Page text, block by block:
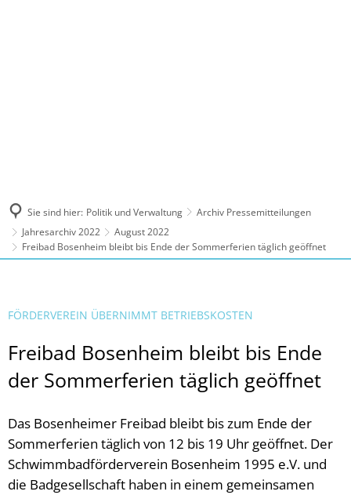
Sie sind hier: Politik und Verwaltung
Archiv Pressemitteilungen
Jahresarchiv 2022
August 2022
Freibad Bosenheim bleibt bis Ende der Sommerferien täglich geöffnet
FÖRDERVEREIN ÜBERNIMMT BETRIEBSKOSTEN
Freibad Bosenheim bleibt bis Ende
der Sommerferien täglich geöffnet
Das Bosenheimer Freibad bleibt bis zum Ende der
Sommerferien täglich von 12 bis 19 Uhr geöffnet. Der
Schwimmbadförderverein Bosenheim 1995 e.V. und
die Badgesellschaft haben in einem gemeinsamen